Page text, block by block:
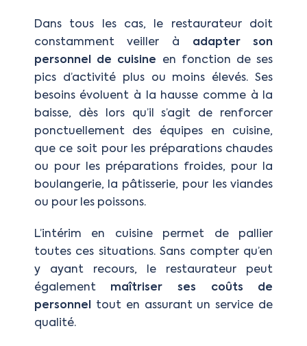
Dans tous les cas, le restaurateur doit
constamment veiller à adapter son
personnel de cuisine en fonction de ses
pics d’activité plus ou moins élevés. Ses
besoins évoluent à la hausse comme à la
baisse, dès lors qu’il s’agit de renforcer
ponctuellement des équipes en cuisine,
que ce soit pour les préparations chaudes
ou pour les préparations froides, pour la
boulangerie, la pâtisserie, pour les viandes
ou pour les poissons.
L’intérim en cuisine permet de pallier
toutes ces situations. Sans compter qu’en
y ayant recours, le restaurateur peut
également maîtriser ses coûts de
personnel
tout en assurant un service de
qualité.